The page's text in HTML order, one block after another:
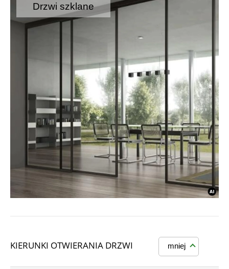
Drzwi szklane
KIERUNKI OTWIERANIA DRZWI mniej